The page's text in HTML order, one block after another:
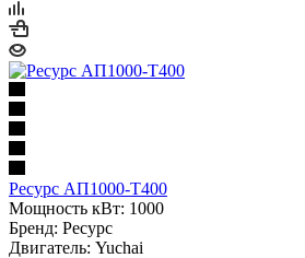
Ресурс АП1000-Т400
Мощность кВт: 1000
Бренд: Ресурс
Двигатель: Yuchai